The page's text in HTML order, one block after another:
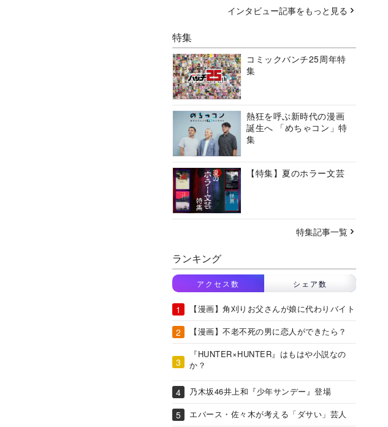
インタビュー記事をもっと見る
特集
コミックバンチ25周年特
集
熱狂を呼ぶ新時代の漫画
誕生へ 「めちゃコン」特
集
【特集】夏のホラー文芸
特集記事一覧
ランキング
アクセス数 シェア数
【漫画】角刈りお父さんが娘に代わりバイト
【漫画】不老不死の男に恋人ができたら？
『HUNTER×HUNTER』はもはや小説なの
か？
乃木坂46井上和『少年サンデー』登場
エバース・佐々木が考える「ダサい」芸人